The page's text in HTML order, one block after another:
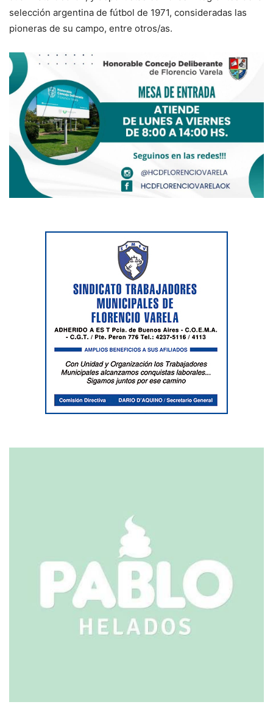
selección argentina de fútbol de 1971, consideradas las
pioneras de su campo, entre otros/as.